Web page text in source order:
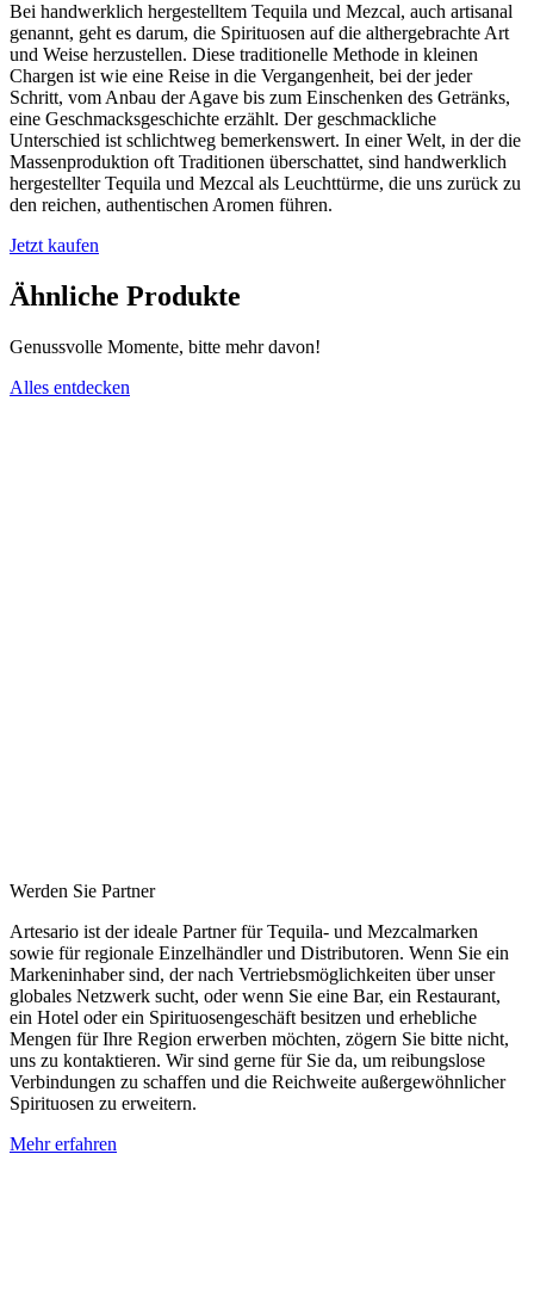
Bei handwerklich hergestelltem Tequila und Mezcal, auch artisanal
genannt, geht es darum, die Spirituosen auf die althergebrachte Art
und Weise herzustellen. Diese traditionelle Methode in kleinen
Chargen ist wie eine Reise in die Vergangenheit, bei der jeder
Schritt, vom Anbau der Agave bis zum Einschenken des Getränks,
eine Geschmacksgeschichte erzählt. Der geschmackliche
Unterschied ist schlichtweg bemerkenswert. In einer Welt, in der die
Massenproduktion oft Traditionen überschattet, sind handwerklich
hergestellter Tequila und Mezcal als Leuchttürme, die uns zurück zu
den reichen, authentischen Aromen führen.
Jetzt kaufen
Ähnliche Produkte
Genussvolle Momente, bitte mehr davon!
Alles entdecken
Werden Sie Partner
Artesario ist der ideale Partner für Tequila- und Mezcalmarken
sowie für regionale Einzelhändler und Distributoren. Wenn Sie ein
Markeninhaber sind, der nach Vertriebsmöglichkeiten über unser
globales Netzwerk sucht, oder wenn Sie eine Bar, ein Restaurant,
ein Hotel oder ein Spirituosengeschäft besitzen und erhebliche
Mengen für Ihre Region erwerben möchten, zögern Sie bitte nicht,
uns zu kontaktieren. Wir sind gerne für Sie da, um reibungslose
Verbindungen zu schaffen und die Reichweite außergewöhnlicher
Spirituosen zu erweitern.
Mehr erfahren